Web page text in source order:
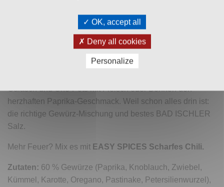
Gulasch und One-Pots mit Fleisch oder Bohnen den
herzhaften Paprika-Geschmack. Weil schon alles drin ist:
die richtige Gewürz-Mischung und bestes BAD ISCHLER
Salz.
Mehr Feuer? Mix es mit EASY SPICES Scharfes Chili.
Zutaten: 60 % Gewürze (Paprika, Knoblauch, Zwiebel,
Kümmel, Karotte, Oregano, Pastinake, Petersilienwurzel),
OK, accept all
Deny all cookies
Personalize